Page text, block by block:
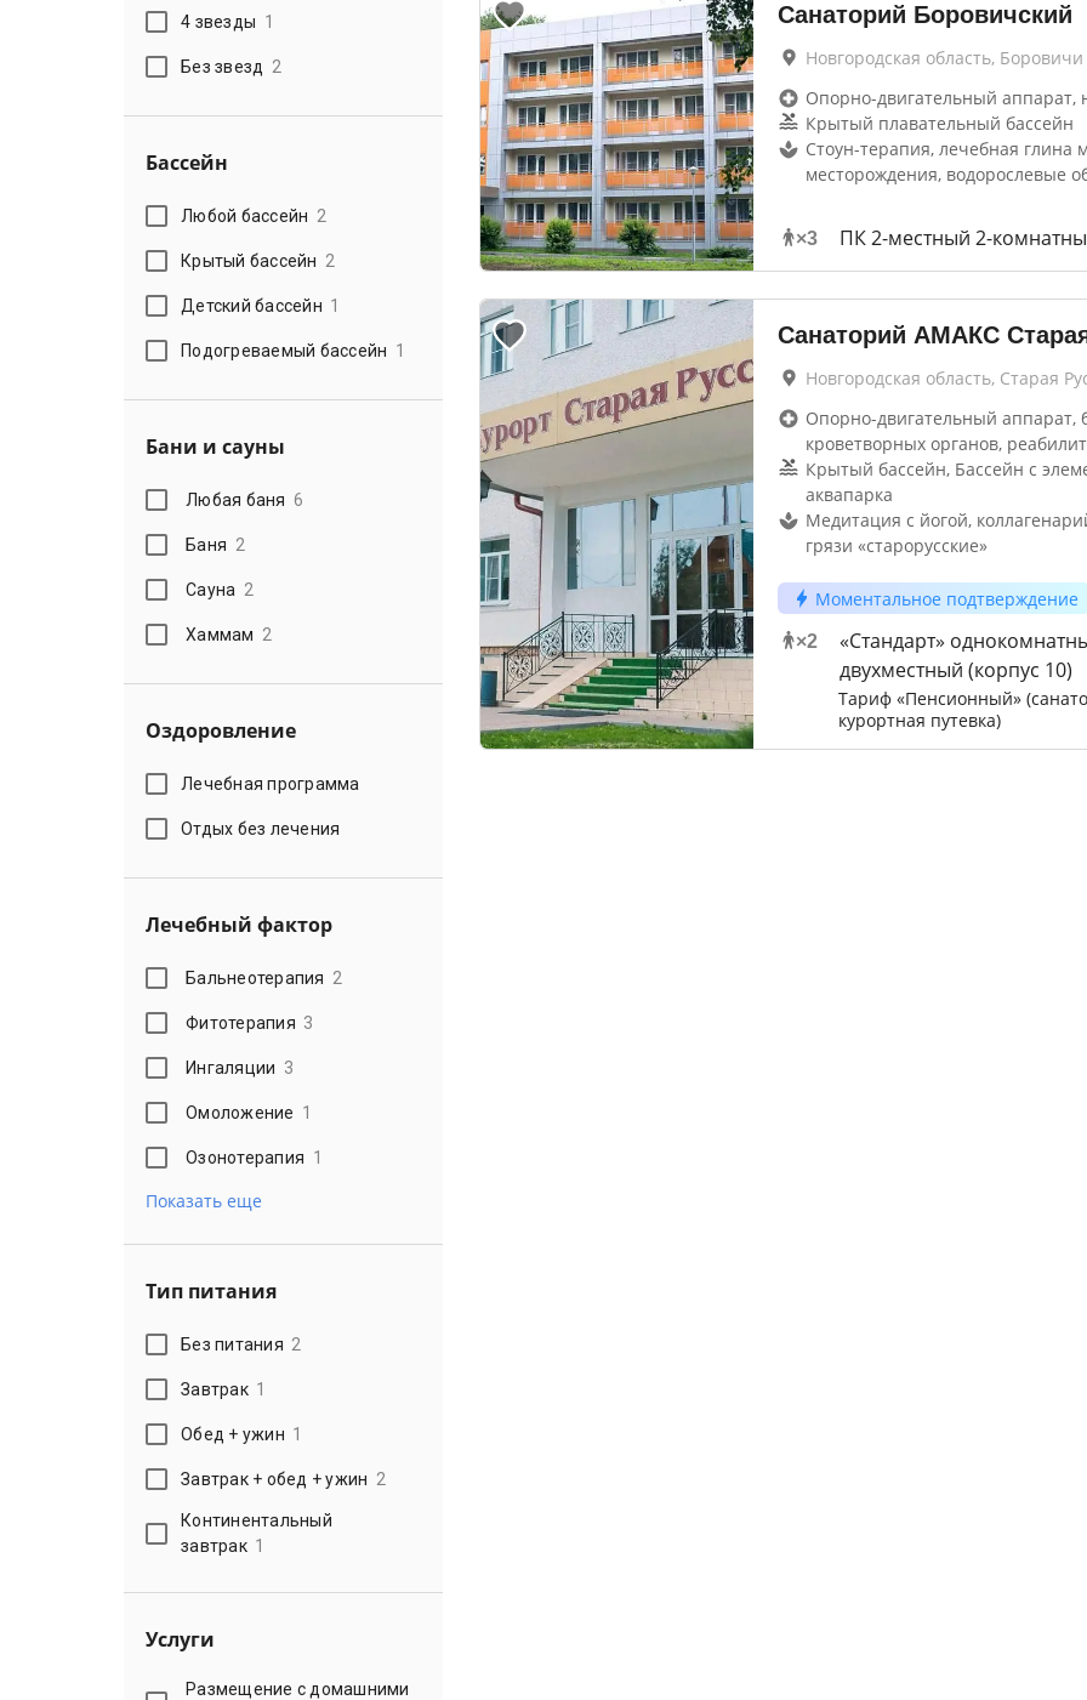
4 звезды 1
Без звезд 2
Бассейн
Любой бассейн 2
Крытый бассейн 2
Детский бассейн 1
Подогреваемый бассейн 1
Бани и сауны
Любая баня 6
Баня 2
Сауна 2
Хаммам 2
Оздоровление
Лечебная программа
Отдых без лечения
Лечебный фактор
Бальнеотерапия 2
Фитотерапия 3
Ингаляции 3
Омоложение 1
Озонотерапия 1
Показать еще
Тип питания
Без питания 2
Завтрак 1
Обед + ужин 1
Завтрак + обед + ужин 2
Континентальный
завтрак 1
Услуги
Размещение с домашними
Санаторий Боровичский
Новгородская область, Боровичи
Опорно-двигательный аппарат,
Крытый плавательный бассейн
Стоун-терапия, лечебная глина
месторождения, водорослевые
×3 ПК 2-местный 2-
Санаторий АМАКС
Новгородская область, Старая
Опорно-двигательный аппарат,
кроветворных органов,
Крытый бассейн, Бассейн с
аквапарка
Медитация с йогой,
грязи «старорусские»
Моментальное подтверждение
×2
«Стандарт»
двухместный (корпус 10)
Тариф «Пенсионный»
курортная путевка)